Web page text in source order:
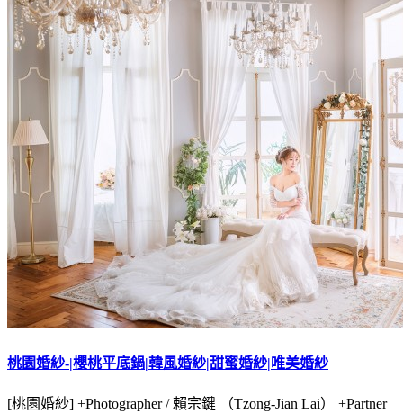
桃園婚紗-|櫻桃平底鍋|韓風婚紗|甜蜜婚紗|唯美婚紗
[桃園婚紗] +Photographer / 賴宗鍵 （Tzong-Jian Lai） +Partner